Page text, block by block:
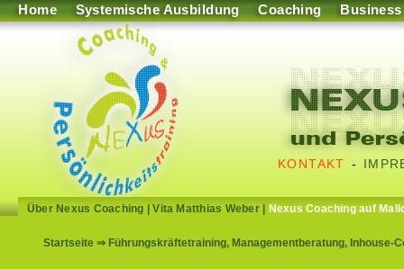
Home Systemische Ausbildung Coaching Business
KONTAKT -
Über Nexus Coaching |Vita Matthias Weber| Nexus Coaching auf
Startseite ⇒ Führungskräftetraining, Managementberatung, Inhouse-